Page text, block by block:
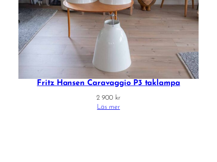
Fritz Hansen Caravaggio P3 taklampa
2 900 kr
Läs mer